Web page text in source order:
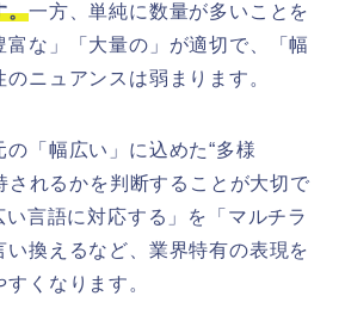
。一方、単純に数量が多いことを
富な」「大量の」が適切で、「幅
ニュアンスは弱まります。
「幅広い」に込めた“多様
されるかを判断することが大切で
言語に対応する」を「マルチラ
い換えるなど、業界特有の表現を
くなります。